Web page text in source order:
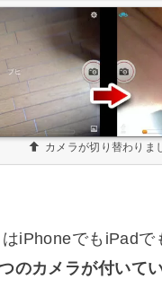
カメラが切り替わりま
iPhoneでもiPadで
のカメラが付いて